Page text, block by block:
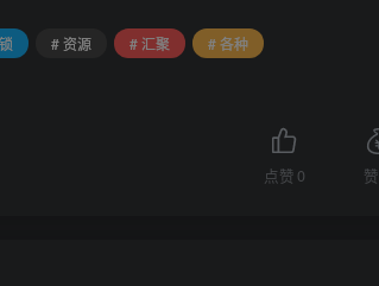
# 资源 # 汇聚 # 各种
点赞 0